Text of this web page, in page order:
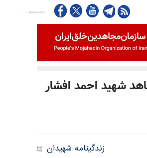
شهید احمد افشار
زندگینامه شهیدان